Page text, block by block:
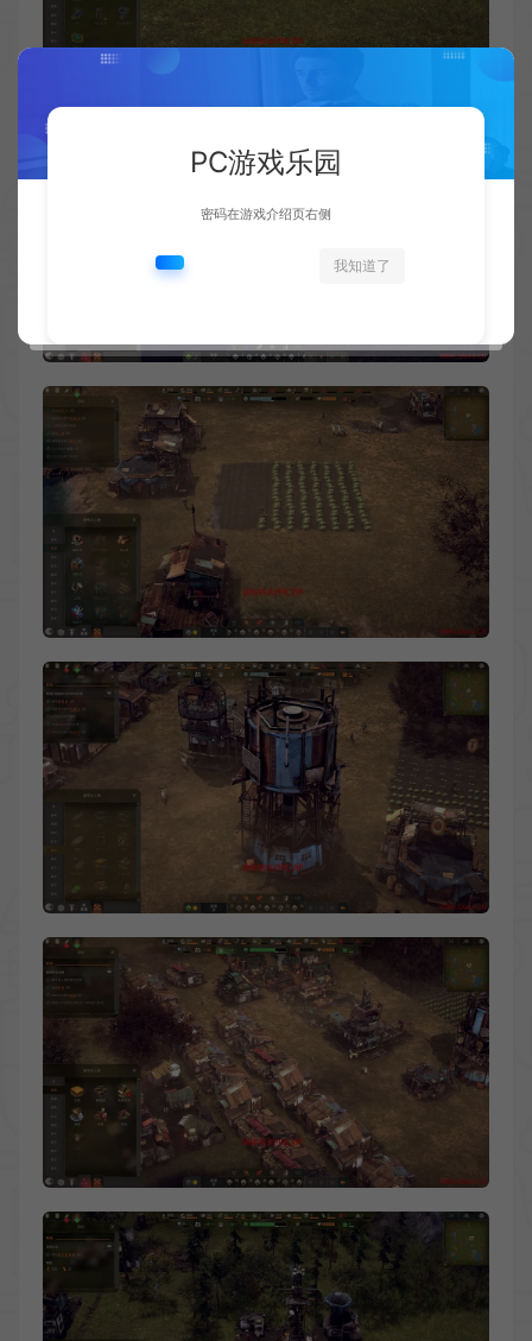
PC游戏乐园
密码在游戏介绍页右侧
我知道了